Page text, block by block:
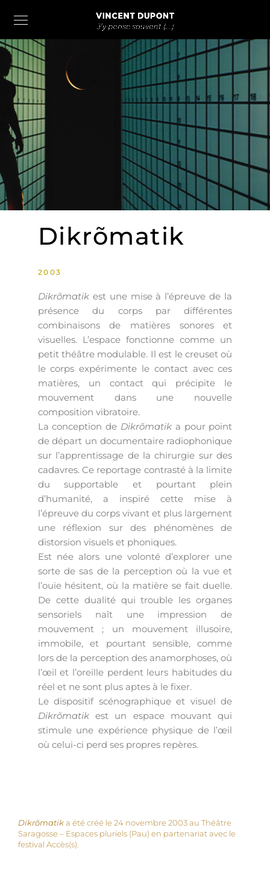
Dikrõmatik
2003
Dikrõmatikest une mise à l’épreuve de la
présence du corps par différentes
combinaisons de matières sonores et
visuelles. L’espace fonctionne comme un
petit théâtre modulable. Il est le creuset où
le corps expérimente le contact avec ces
matières, un contact qui précipite le
mouvement dans une nouvelle
composition vibratoire.
La conception de Dikrõmatik a pour point
de départ un documentaire radiophonique
sur l’apprentissage de la chirurgie sur des
cadavres. Ce reportage contrasté à la limite
du supportable et pourtant plein
d’humanité, a inspiré cette mise à
l’épreuve du corps vivant et plus largement
une réflexion sur des phénomènes de
distorsion visuels et phoniques.
Est née alors une volonté d’explorer une
sorte de sas de la perception où la vue et
l’ouïe hésitent, où la matière se fait duelle.
De cette dualité qui trouble les organes
sensoriels naît une impression de
mouvement ; un mouvement illusoire,
immobile, et pourtant sensible, comme
lors de la perception des anamorphoses, où
l’œil et l’oreille perdent leurs habitudes du
réel et ne sont plus aptes à le fixer.
Le dispositif scénographique et visuel de
Dikrõmatikest un espace mouvant qui
stimule une expérience physique de l’œil
où celui-ci perd ses propres repères.
Dikrõmatik a été créé le 24 novembre 2003 au Théâtre
Saragosse – Espaces pluriels (Pau) en partenariat avec le
festival Accès(s).